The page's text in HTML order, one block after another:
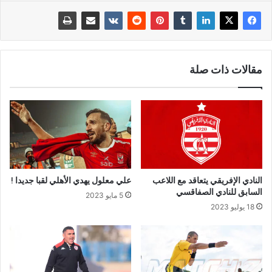
مقالات ذات صلة
النادي الإفريقي يتعاقد مع اللاعب
السابق للنادي الصفاقسي
18 يوليو 2023
علي معلول يهدي الأهلي لقبا جديدا !
5 مايو 2023